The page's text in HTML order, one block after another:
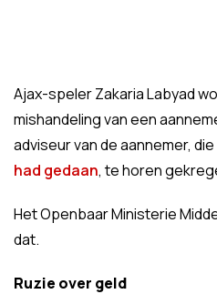
Ajax-speler Zakaria Labyad
mishandeling van een
adviseur van de aannemer, die
had gedaan, te horen
Het Openbaar Ministerie
dat.
Ruzie over geld